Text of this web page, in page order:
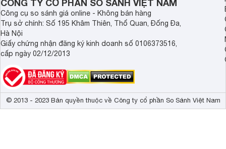
CÔNG TY CỔ PHẦN SO SÁNH VIỆT NAM
Công cụ so sánh giá online - Không bán hàng
Trụ sở chính: Số 195 Khâm Thiên, Thổ Quan, Đống Đa,
Hà Nội
Giấy chứng nhận đăng ký kinh doanh số 0106373516,
cấp ngày 02/12/2013
© 2013 - 2023 Bản quyền thuộc về Công ty cổ phần So Sánh Việt Nam